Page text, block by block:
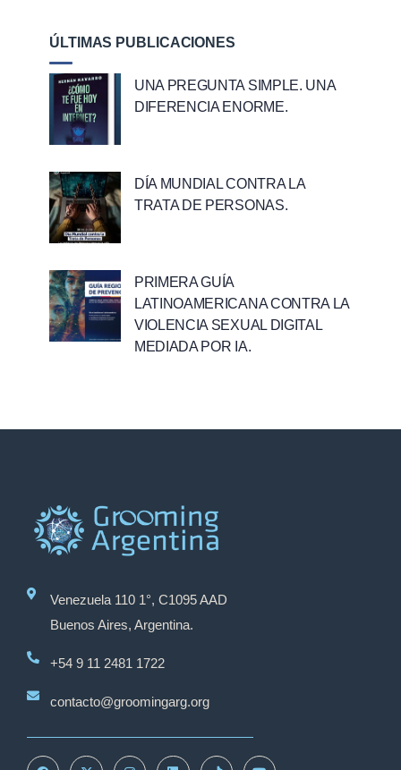
ÚLTIMAS PUBLICACIONES
UNA PREGUNTA SIMPLE. UNA
DIFERENCIA ENORME.
DÍA MUNDIAL CONTRA LA
TRATA DE PERSONAS.
PRIMERA GUÍA
LATINOAMERICANA CONTRA LA
VIOLENCIA SEXUAL DIGITAL
MEDIADA POR IA.
Venezuela 110 1°, C1095 AAD
Buenos Aires, Argentina.
+54 9 11 2481 1722
contacto@groomingarg.org